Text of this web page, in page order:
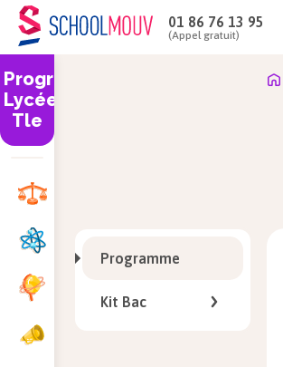
01 86 76 13 95
(Appel gratuit)
Programme
Lycée
Tle
Programme
Kit Bac